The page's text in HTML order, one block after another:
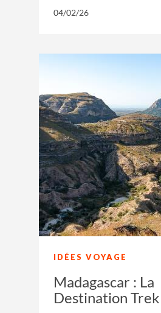
04/02/26
IDÉES VOYAGE
Madagascar : La
Destination Trek